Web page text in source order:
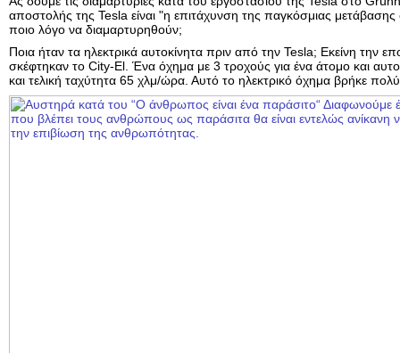
αποστολής της Tesla είναι "η επιτάχυνση της παγκόσμιας μετάβασης
ποιο λόγο να διαμαρτυρηθούν;
Ποια ήταν τα ηλεκτρικά αυτοκίνητα πριν από την Tesla; Εκείνη την
σκέφτηκαν το City-El. Ένα όχημα με 3 τροχούς για ένα άτομο και
και τελική ταχύτητα 65 χλμ/ώρα. Αυτό το ηλεκτρικό όχημα βρήκε